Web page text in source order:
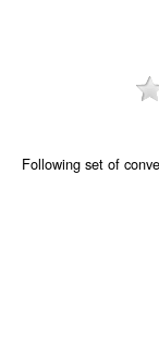
Following set of